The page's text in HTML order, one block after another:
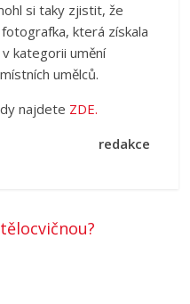
si taky zjistit, že
která získala
kategorii umění
umělců.
najdete ZDE.
redakce